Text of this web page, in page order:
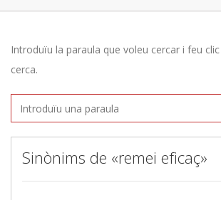
Introduïu la paraula que voleu cercar i feu
cerca.
Sinònims de «remei eficaç»